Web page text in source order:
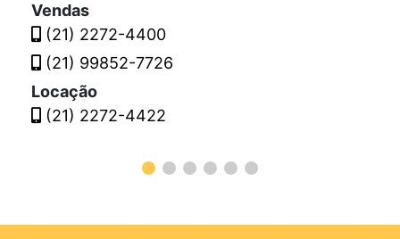
Vendas
(21) 2272-4400
(21) 99852-7726
Locação
(21) 2272-4422